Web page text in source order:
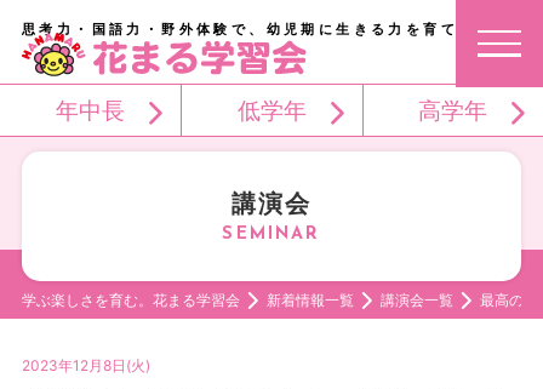
思考力・国語力・野外体験で、幼児期に生きる力を育てる。
年中長 低学年 高学年
講演会
学ぶ楽しさを育む。花まる学習会 新着情報一覧 講演会一覧 最高の頭
2023年12月8日(火)